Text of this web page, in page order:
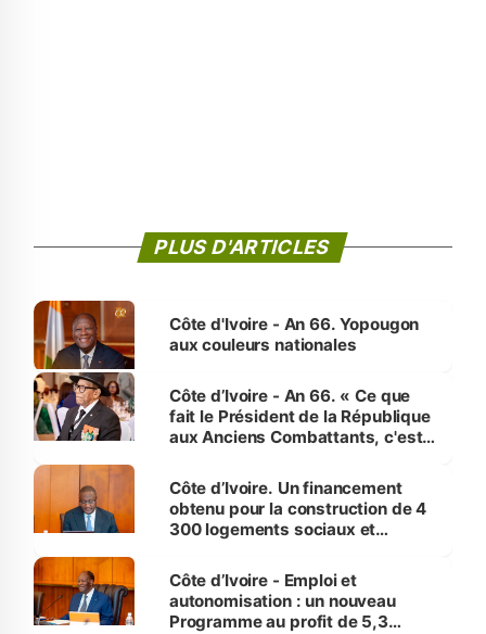
PLUS D'ARTICLES
Côte d'Ivoire - An 66. Yopougon
aux couleurs nationales
Côte d’Ivoire - An 66. « Ce que
fait le Président de la République
aux Anciens Combattants, c'est
Côte d’Ivoire. Un financement
obtenu pour la construction de 4
300 logements sociaux et
et Yamoussoukro
Côte d’Ivoire - Emploi et
autonomisation : un nouveau
Programme au profit de 5,3